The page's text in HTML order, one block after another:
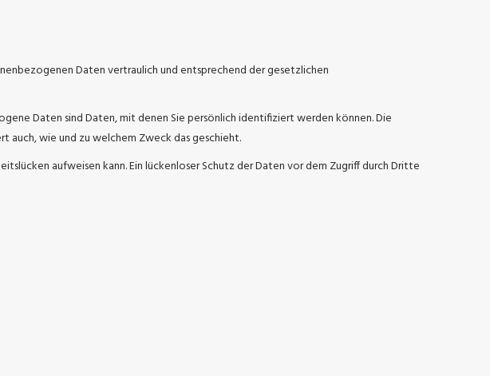
Daten vertraulich und entsprechend der gesetzlichen
Daten sind Daten, mit denen Sie persönlich identifiziert werden können. Die
wie und zu welchem Zweck das geschieht.
aufweisen kann. Ein lückenloser Schutz der Daten vor dem Zugriff durch Dritte